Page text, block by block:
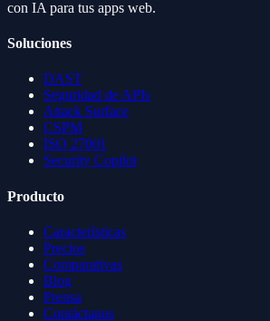
con IA para tus apps web.
Soluciones
DAST
Seguridad de APIs
Attack Surface
CSPM
ISO 27001
Security Copilot
Producto
Características
Precios
Comparativas
Blog
Prensa
Contáctanos